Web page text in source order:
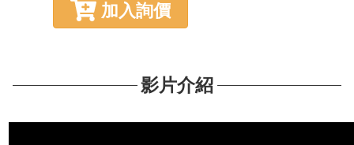
加入詢價
影片介紹